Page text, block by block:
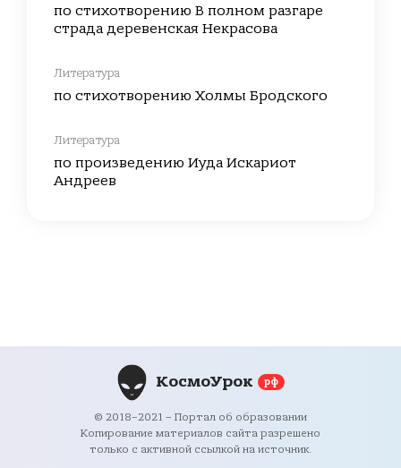
по стихотворению В полном разгаре
страда деревенская Некрасова
Литература
по стихотворению Холмы Бродского
Литература
по произведению Иуда Искариот
Андреев
КосмоУрок рф
© 2018–2021 – Портал об образовании
Копирование материалов сайта разрешено
только с активной ссылкой на источник.